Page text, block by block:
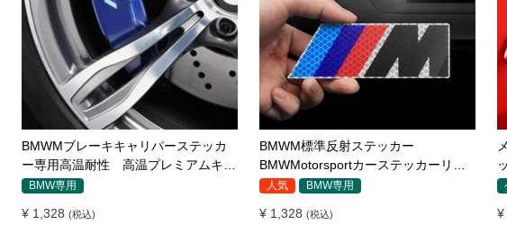
BMWMブレーキキャリパーステッカ
ー専用高温耐性 高温プレミアムキャ
ストビニール
BMW専用
¥ 1,328 (税込)
BMWM標準反射ステッカー
BMWMotorsportカーステッカーリア
テールロゴ修正サイド標準ステッカー
人気 BMW専用
¥ 1,328 (税込) ¥